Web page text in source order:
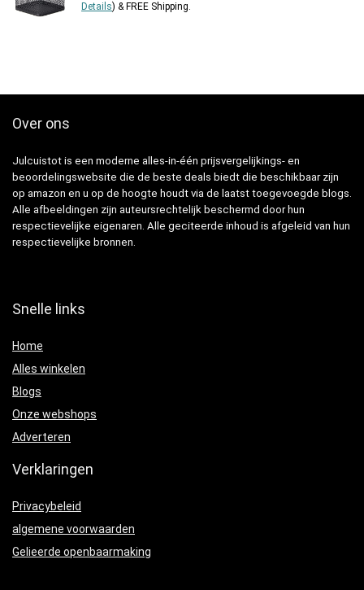
Details) & FREE Shipping.
Over ons
Julcuistot is een moderne alles-in-één prijsvergelijkings- en
beoordelingswebsite die de beste deals biedt die beschikbaar zijn
op amazon en u op de hoogte houdt via de laatst toegevoegde blogs.
Alle afbeeldingen zijn auteursrechtelijk beschermd door hun
respectievelijke eigenaren. Alle geciteerde inhoud is afgeleid van hun
respectievelijke bronnen.
Snelle links
Home
Alles winkelen
Blogs
Onze webshops
Adverteren
Verklaringen
Privacybeleid
algemene voorwaarden
Gelieerde openbaarmaking